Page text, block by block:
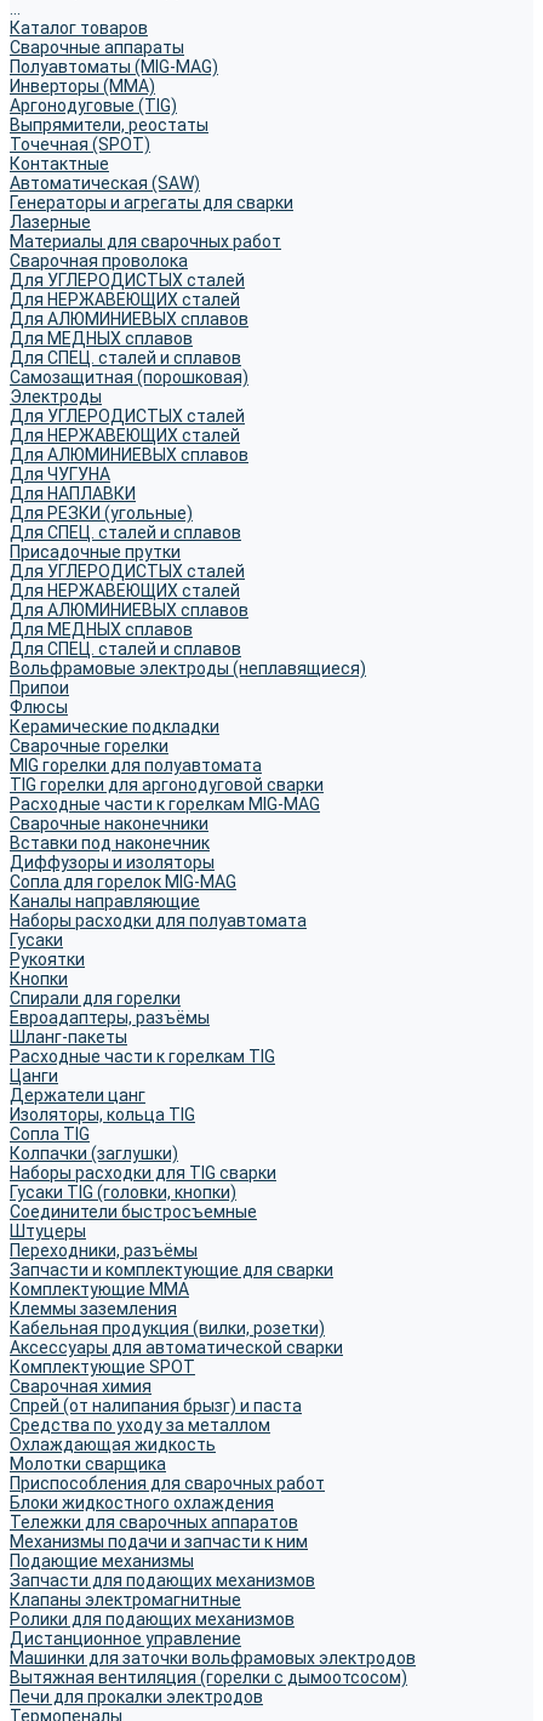
Каталог товаров
Сварочные аппараты
Полуавтоматы (MIG-MAG)
Инверторы (MMA)
Аргонодуговые (TIG)
Выпрямители, реостаты
Точечная (SPOT)
Контактные
Автоматическая (SAW)
Генераторы и агрегаты для сварки
Лазерные
Материалы для сварочных работ
Сварочная проволока
Для УГЛЕРОДИСТЫХ сталей
Для НЕРЖАВЕЮЩИХ сталей
Для АЛЮМИНИЕВЫХ сплавов
Для МЕДНЫХ сплавов
Для СПЕЦ. сталей и сплавов
Самозащитная (порошковая)
Электроды
Для УГЛЕРОДИСТЫХ сталей
Для НЕРЖАВЕЮЩИХ сталей
Для АЛЮМИНИЕВЫХ сплавов
Для ЧУГУНА
Для НАПЛАВКИ
Для РЕЗКИ (угольные)
Для СПЕЦ. сталей и сплавов
Присадочные прутки
Для УГЛЕРОДИСТЫХ сталей
Для НЕРЖАВЕЮЩИХ сталей
Для АЛЮМИНИЕВЫХ сплавов
Для МЕДНЫХ сплавов
Для СПЕЦ. сталей и сплавов
Вольфрамовые электроды (неплавящиеся)
Припои
Флюсы
Керамические подкладки
Сварочные горелки
MIG горелки для полуавтомата
TIG горелки для аргонодуговой сварки
Расходные части к горелкам MIG-MAG
Сварочные наконечники
Вставки под наконечник
Диффузоры и изоляторы
Сопла для горелок MIG-MAG
Каналы направляющие
Наборы расходки для полуавтомата
Гусаки
Рукоятки
Кнопки
Спирали для горелки
Евроадаптеры, разъёмы
Шланг-пакеты
Расходные части к горелкам TIG
Цанги
Держатели цанг
Изоляторы, кольца TIG
Сопла TIG
Колпачки (заглушки)
Наборы расходки для TIG сварки
Гусаки TIG (головки, кнопки)
Соединители быстросъемные
Штуцеры
Переходники, разъёмы
Запчасти и комплектующие для сварки
Комплектующие ММА
Клеммы заземления
Кабельная продукция (вилки, розетки)
Аксессуары для автоматической сварки
Комплектующие SPOT
Сварочная химия
Спрей (от налипания брызг) и паста
Средства по уходу за металлом
Охлаждающая жидкость
Молотки сварщика
Приспособления для сварочных работ
Блоки жидкостного охлаждения
Тележки для сварочных аппаратов
Механизмы подачи и запчасти к ним
Подающие механизмы
Запчасти для подающих механизмов
Клапаны электромагнитные
Ролики для подающих механизмов
Дистанционное управление
Машинки для заточки вольфрамовых электродов
Вытяжная вентиляция (горелки с дымоотсосом)
Печи для прокалки электродов
Термопеналы